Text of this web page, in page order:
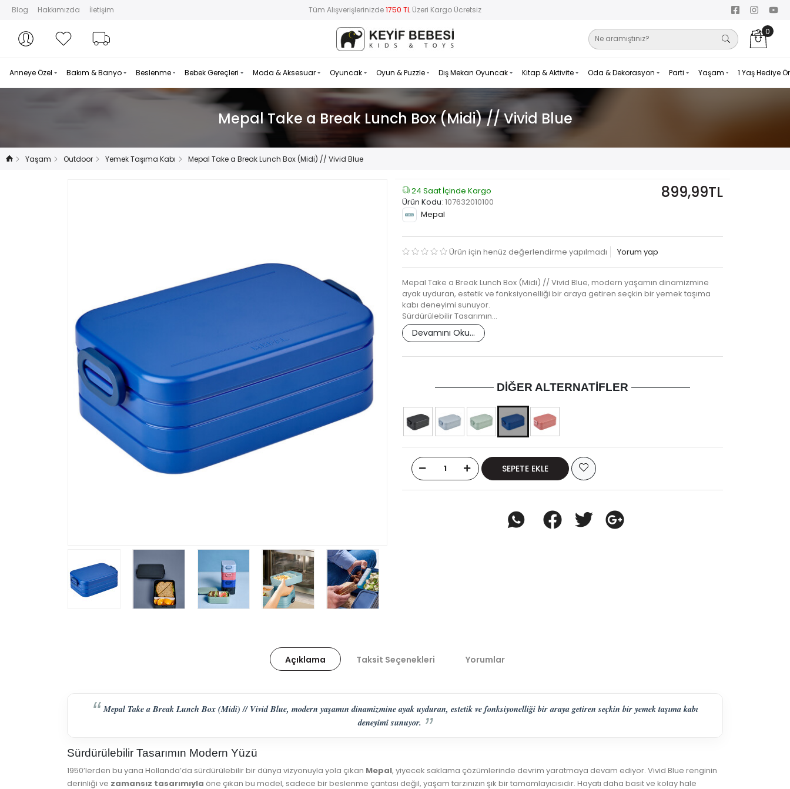
Blog Hakkımızda İletişim Tüm Alışverişlerinizde1750 TL Üzeri Kargo Ücretsiz
Hesabım
Hesabım Favorilerim 0
Anneye Özel Bakım & Banyo Beslenme Bebek Gereçleri Moda & Aksesuar Oyuncak Oyun & Puzzle Dış Mekan Oyuncak Kitap & Aktivite Oda & Dekorasyon Parti Yaşam 1 Yaş Hediye
Mepal Take a Break Lunch Box (Midi) // Vivid Blue
Yaşam Outdoor Yemek Taşıma Kabı Mepal Take a Break Lunch Box (Midi) // Vivid Blue
24 Saat İçinde Kargo
Ürün Kodu: 107632010100
Mepal
899,99TL
Ürün için henüz değerlendirme yapılmadı Yorum yap
Mepal Take a Break Lunch Box (Midi) // Vivid Blue, modern yaşamın dinamizmine
ayak uyduran, estetik ve fonksiyonelliği bir araya getiren seçkin bir yemek taşıma
kabı deneyimi sunuyor.
Sürdürülebilir Tasarımın…
Devamını Oku...
DIĞER ALTERNATIFLER
SEPETE EKLE
Açıklama Taksit Seçenekleri Yorumlar
Mepal Take a Break Lunch Box (Midi) // Vivid Blue, modern yaşamın dinamizmine ayak uyduran, estetik ve fonksiyonelliği bir araya getiren seçkin bir yemek taşıma kabı
deneyimi sunuyor.
Sürdürülebilir Tasarımın Modern Yüzü
1950’lerden bu yana Hollanda’da sürdürülebilir bir dünya vizyonuyla yola çıkan Mepal, yiyecek saklama çözümlerinde devrim yaratmaya devam ediyor. Vivid Blue renginin
derinliği ve zamansız tasarımıyla öne çıkan bu model, sadece bir beslenme çantası değil, yaşam tarzınızın şık bir tamamlayıcısıdır. Hayatı daha basit ve kolay hale